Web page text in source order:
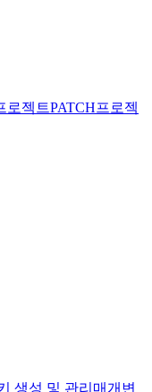
로젝트PATCH프로젝
생성 및 관리 매개변